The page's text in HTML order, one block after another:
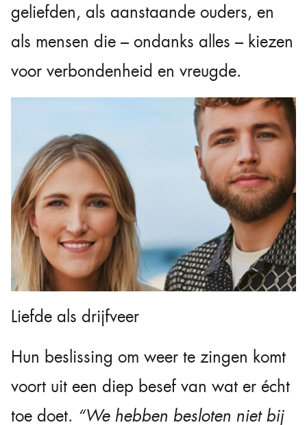
geliefden, als aanstaande ouders, en
als mensen die – ondanks alles – kiezen
voor verbondenheid en vreugde.
Liefde als drijfveer
Hun beslissing om weer te zingen komt
voort uit een diep besef van wat er écht
toe doet. “We hebben besloten niet bij